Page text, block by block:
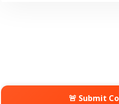
🚨 Submit